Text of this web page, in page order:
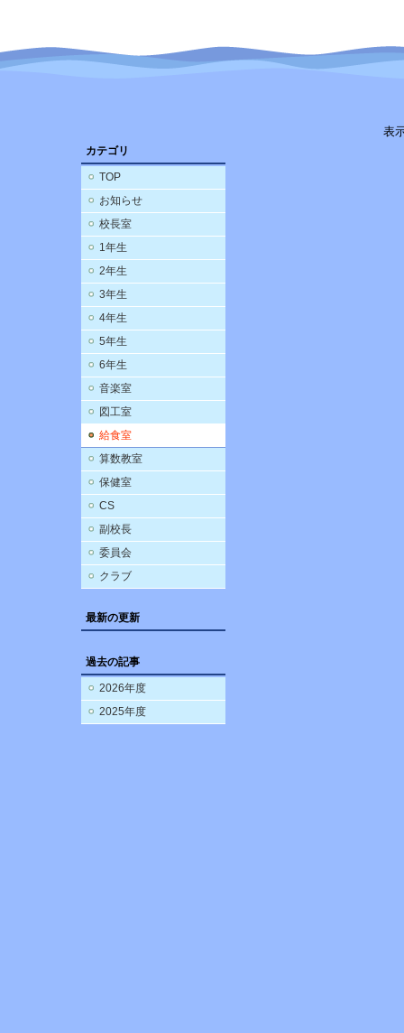
カテゴリ
TOP
お知らせ
校長室
1年生
2年生
3年生
4年生
5年生
6年生
音楽室
図工室
給食室
算数教室
保健室
CS
副校長
委員会
クラブ
最新の更新
過去の記事
2026年度
2025年度
表